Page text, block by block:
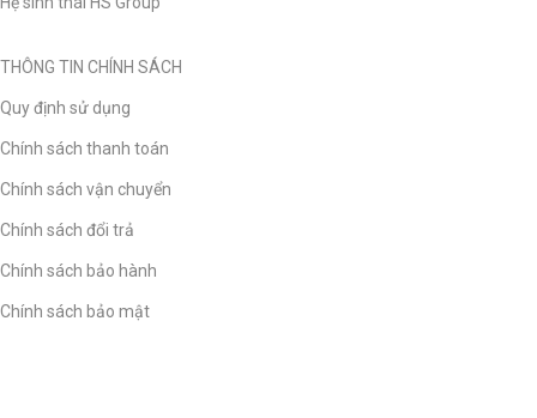
THÔNG TIN CHÍNH SÁCH
Quy định sử dụng
Chính sách thanh toán
Chính sách vận chuyển
Chính sách đổi trả
Chính sách bảo hành
Chính sách bảo mật